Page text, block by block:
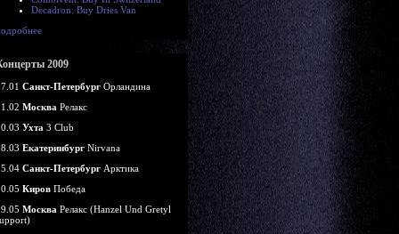
Decadron: Buy Dries Van
2009
Санкт-Петербург Орландина
Москва Релакс
Ухта 3 Club
Екатеринбург Nirvana
Санкт-Петербург Арктика
Киров Победа
Москва Релакс (Hanzel Und Gretyl